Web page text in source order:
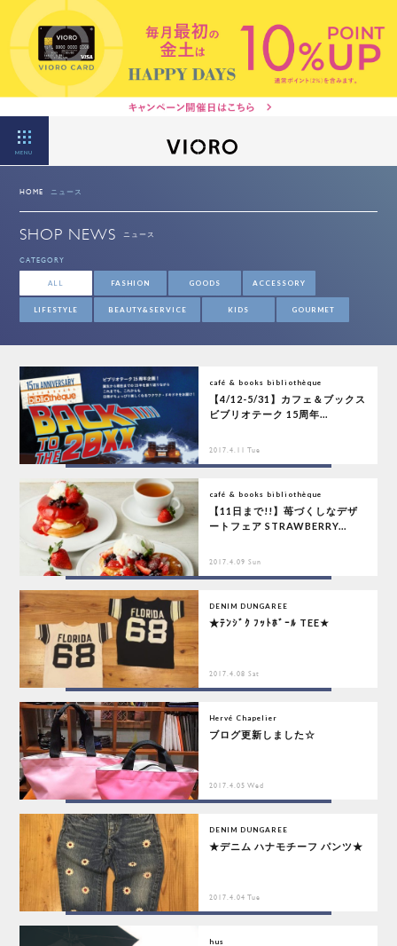
MENU
HOME ニュース
SHOP NEWS ニュース
CATEGORY
ALL FASHION GOODS ACCESSORY
LIFESTYLE BEAUTY&SERVICE KIDS GOURMET
café & books bibliothèque
【4/12-5/31】カフェ＆ブックス
ビブリオテーク 15周年...
2017.4.11 Tue
café & books bibliothèque
【11日まで!!】苺づくしなデザ
ートフェア STRAWBERRY...
2017.4.09 Sun
DENIM DUNGAREE
★ﾃﾝｼﾞｸ ﾌｯﾄﾎﾞｰﾙ TEE★
2017.4.08 Sat
Hervé Chapelier
ブログ更新しました☆
2017.4.05 Wed
DENIM DUNGAREE
★デニム ハナモチーフ パンツ★
2017.4.04 Tue
hus